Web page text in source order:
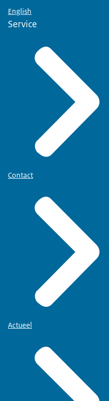
English
Service
Contact
Actueel